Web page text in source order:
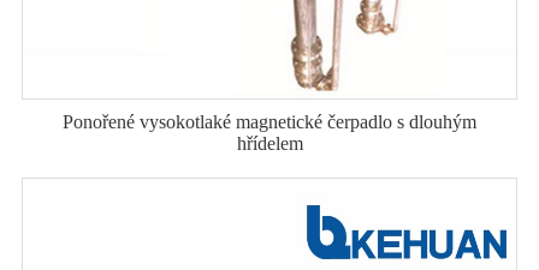
Ponořené vysokotlaké magnetické čerpadlo s dlouhým
hřídelem